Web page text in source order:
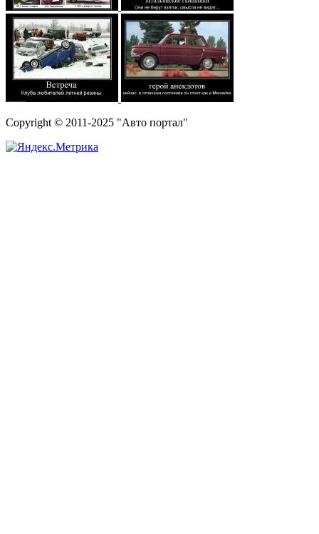
Copyright © 2011-2025 "Авто портал"